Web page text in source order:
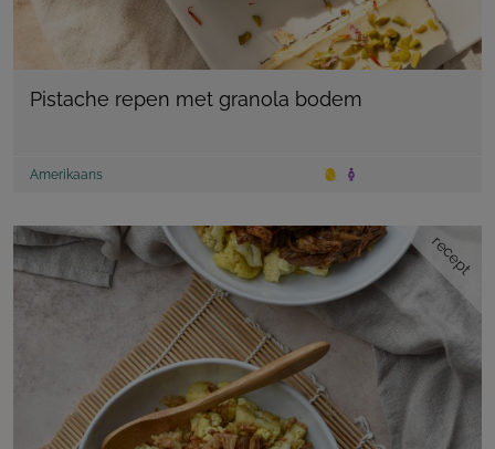
Pistache repen met granola bodem
Amerikaans
recept